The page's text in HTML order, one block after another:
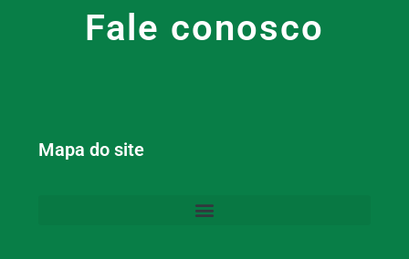
Fale conosco
Mapa do site